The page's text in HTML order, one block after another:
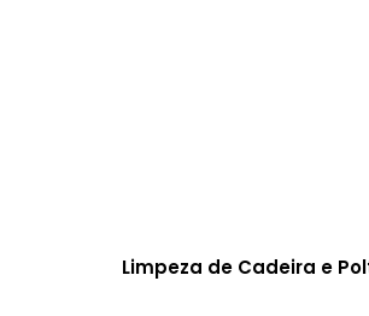
Limpeza de Cadeira e